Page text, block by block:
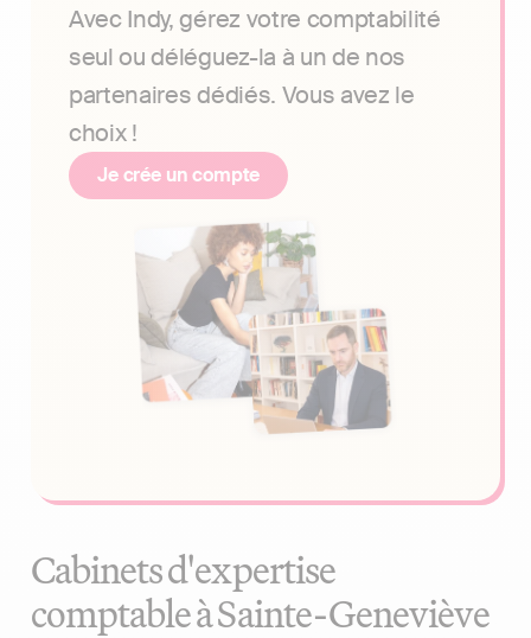
Avec Indy, gérez votre comptabilité
seul ou déléguez-la à un de nos
partenaires dédiés. Vous avez le
choix !
Je crée un compte
Cabinets d'expertise
comptable à Sainte-Geneviève